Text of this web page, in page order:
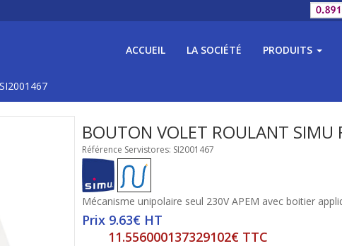
ACCUEIL LA SOCIÉTÉ PRODUITS
BOUTON VOLET ROULANT SIMU
Référence Servistores: SI2001467
Mécanisme unipolaire seul 230V APEM avec boitier
Prix 9.63€ HT
11.556000137329102€ TTC